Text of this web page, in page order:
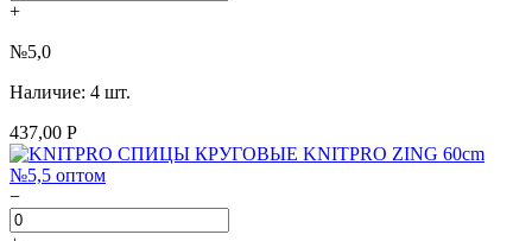
+
№5,0
Наличие: 4 шт.
437,00 Р
−